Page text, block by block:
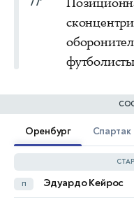
Оренбург Спартак
п Эдуардо Кейрос
з Маркос Маркиньос